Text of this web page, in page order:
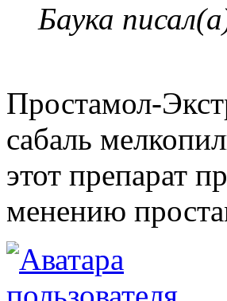
Баука
Простамол-
сабаль
этот препарат
менению